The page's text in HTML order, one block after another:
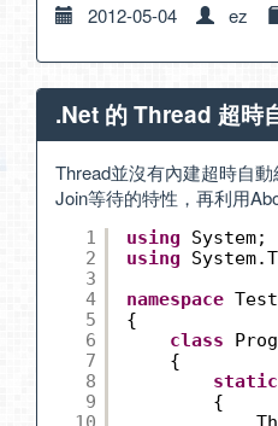
2012-05-04 ez
.Net 的 Thread 超時
Thread並沒有內建超時自
Join等待的特性，再利用
1
2
3
4
5
6
7
8
9
using
System;
using
namespace Test
{
class
{
static
{